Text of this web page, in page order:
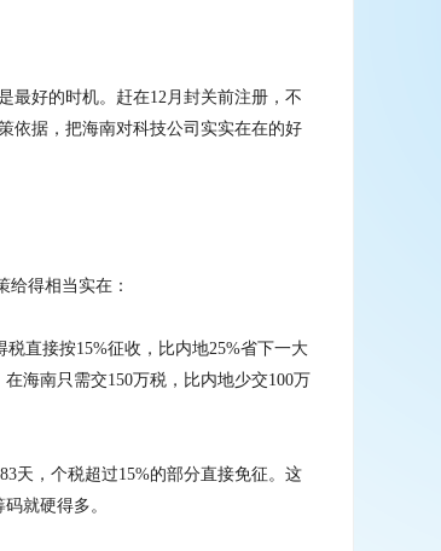
好的时机。赶在12月封关前注册，不
依据，把海南对科技公司实实在在的好
得相当实在：
直接按15%征收，比内地25%省下一大
海南只需交150万税，比内地少交100万
天，个税超过15%的部分直接免征。这
就硬得多。